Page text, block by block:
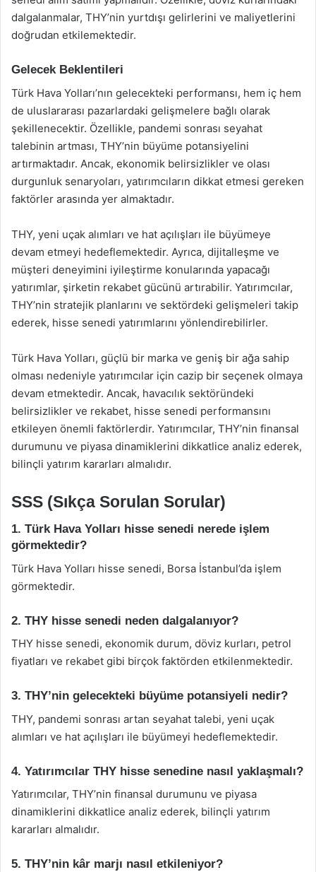
dalgalanmalar, THY’nin yurtdışı gelirlerini ve maliyetlerini
doğrudan etkilemektedir.
Gelecek Beklentileri
Türk Hava Yolları’nın gelecekteki performansı, hem iç hem
de uluslararası pazarlardaki gelişmelere bağlı olarak
şekillenecektir. Özellikle, pandemi sonrası seyahat
talebinin artması, THY’nin büyüme potansiyelini
artırmaktadır. Ancak, ekonomik belirsizlikler ve olası
durgunluk senaryoları, yatırımcıların dikkat etmesi gereken
faktörler arasında yer almaktadır.
THY, yeni uçak alımları ve hat açılışları ile büyümeye
devam etmeyi hedeflemektedir. Ayrıca, dijitalleşme ve
müşteri deneyimini iyileştirme konularında yapacağı
yatırımlar, şirketin rekabet gücünü artırabilir. Yatırımcılar,
THY’nin stratejik planlarını ve sektördeki gelişmeleri takip
ederek, hisse senedi yatırımlarını yönlendirebilirler.
Türk Hava Yolları, güçlü bir marka ve geniş bir ağa sahip
olması nedeniyle yatırımcılar için cazip bir seçenek olmaya
devam etmektedir. Ancak, havacılık sektöründeki
belirsizlikler ve rekabet, hisse senedi performansını
etkileyen önemli faktörlerdir. Yatırımcılar, THY’nin finansal
durumunu ve piyasa dinamiklerini dikkatlice analiz ederek,
bilinçli yatırım kararları almalıdır.
SSS (Sıkça Sorulan Sorular)
1. Türk Hava Yolları hisse senedi nerede işlem
görmektedir?
Türk Hava Yolları hisse senedi, Borsa İstanbul’da işlem
görmektedir.
2. THY hisse senedi neden dalgalanıyor?
THY hisse senedi, ekonomik durum, döviz kurları, petrol
fiyatları ve rekabet gibi birçok faktörden etkilenmektedir.
3. THY’nin gelecekteki büyüme potansiyeli nedir?
THY, pandemi sonrası artan seyahat talebi, yeni uçak
alımları ve hat açılışları ile büyümeyi hedeflemektedir.
4. Yatırımcılar THY hisse senedine nasıl yaklaşmalı?
Yatırımcılar, THY’nin finansal durumunu ve piyasa
dinamiklerini dikkatlice analiz ederek, bilinçli yatırım
kararları almalıdır.
5. THY’nin kâr marjı nasıl etkileniyor?